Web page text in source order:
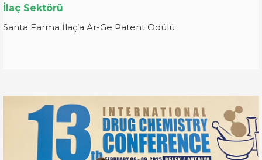
İlaç Sektörü
Santa Farma İlaç’a Ar-Ge Patent Ödülü